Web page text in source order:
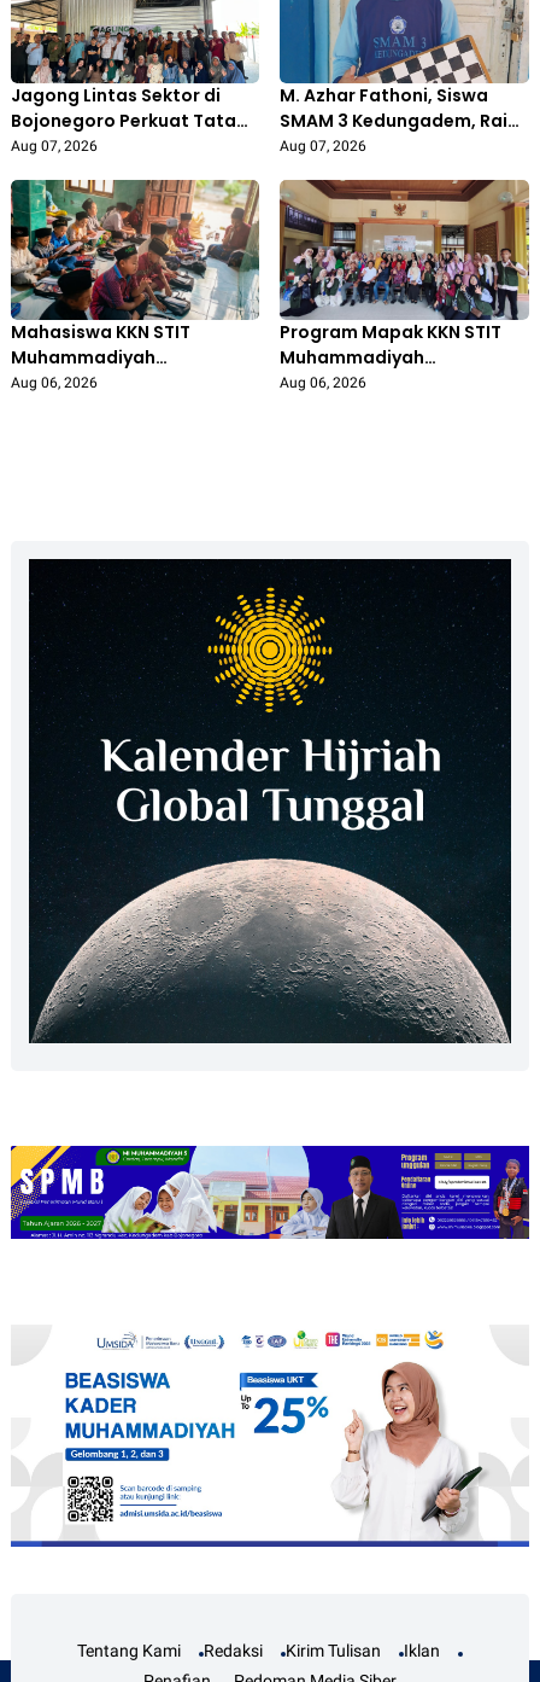
Jagong Lintas Sektor di
Bojonegoro Perkuat Tata
Kelola Pengelolaan
Aug 07, 2026
M. Azhar Fathoni, Siswa
SMAM 3 Kedungadem, Raih
Juara 1 Turnamen Catur
Aug 07, 2026
Mahasiswa KKN STIT
Muhammadiyah
Bojonegoro Aktif Mengajar
Aug 06, 2026
Program Mapak KKN STIT
Muhammadiyah
Bojonegoro: Edukasi
Aug 06, 2026
Tentang Kami Redaksi Kirim Tulisan
Iklan